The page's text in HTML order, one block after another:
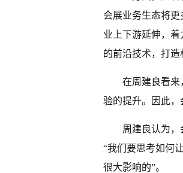
会展业务生态将
业上下游延伸，
的前沿技术，打造
在周建良看
验的提升。因此，
周建良认为，
“我们要思考如何
很大影响的”。